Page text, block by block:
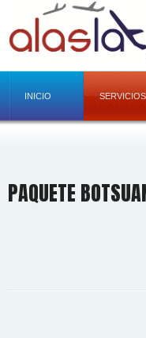
INICIO SERVICIOS
PAQUETE